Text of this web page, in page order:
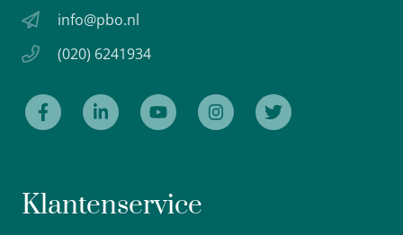
info@pbo.nl
(020) 6241934
Klantenservice